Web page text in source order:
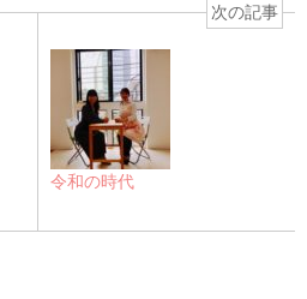
次の記事
令和の時代